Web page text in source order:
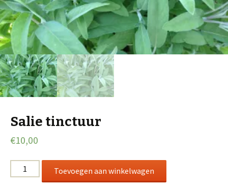
Salie tinctuur
€10,00
Salie
tinctuur
Toevoegen aan winkelwagen